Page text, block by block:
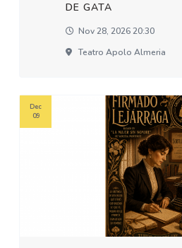
DE GATA
Nov 28, 2026 20:30
Teatro Apolo Almeria
Dec
09